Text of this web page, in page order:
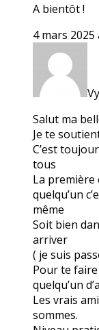
A bientôt !
4 mars 2025
Salut ma
Je te
C’est
tous
La première
quelqu’un
même
Soit bien
arriver
( je suis
Pour te
quelqu’un
Les vrais
sommes.